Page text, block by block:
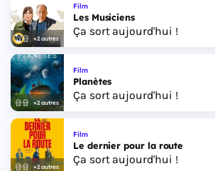
+2 autres
Film
Les Musiciens
Ça sort aujourd'hui !
+2 autres
Film
Planètes
Ça sort aujourd'hui !
+2 autres
Film
Le dernier pour la route
Ça sort aujourd'hui !